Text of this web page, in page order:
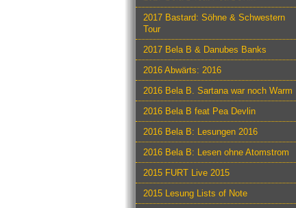
2017 Bastard: Söhne & Schwestern
Tour
2017 Bela B & Danubes Banks
2016 Abwärts: 2016
2016 Bela B. Sartana war noch Warm
2016 Bela B feat Pea Devlin
2016 Bela B: Lesungen 2016
2016 Bela B: Lesen ohne Atomstrom
2015 FURT Live 2015
2015 Lesung Lists of Note